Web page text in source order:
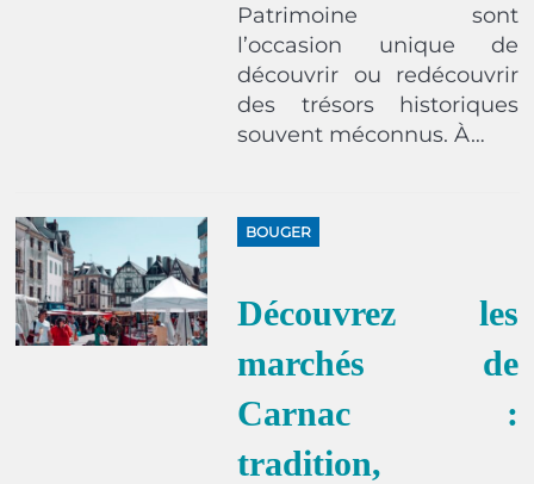
Patrimoine sont
l’occasion unique de
découvrir ou redécouvrir
des trésors historiques
souvent méconnus. À…
BOUGER
Découvrez les
marchés de
Carnac :
tradition,